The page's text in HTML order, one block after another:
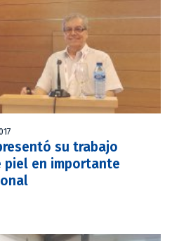
su trabajo
en importante